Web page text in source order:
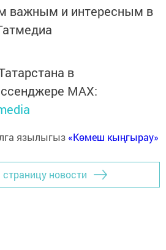
важным и интересным в
в
MАХ:
язылыгыз «Көмеш кыңгырау»
страницу новости